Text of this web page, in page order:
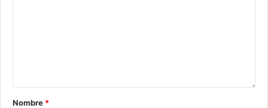
Nombre *